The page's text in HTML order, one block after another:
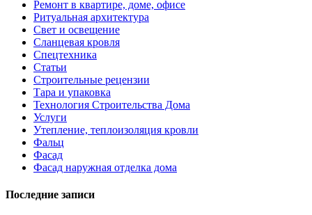
Ремонт в квартире, доме, офисе
Ритуальная архитектура
Свет и освещение
Сланцевая кровля
Спецтехника
Статьи
Строительные рецензии
Тара и упаковка
Технология Строительства Дома
Услуги
Утепление, теплоизоляция кровли
Фальц
Фасад
Фасад наружная отделка дома
Последние записи